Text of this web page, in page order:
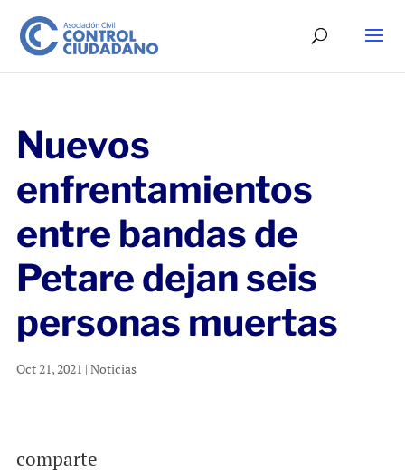
Nuevos
enfrentamientos
entre bandas de
Petare dejan seis
personas muertas
Oct 21, 2021 | Noticias
comparte